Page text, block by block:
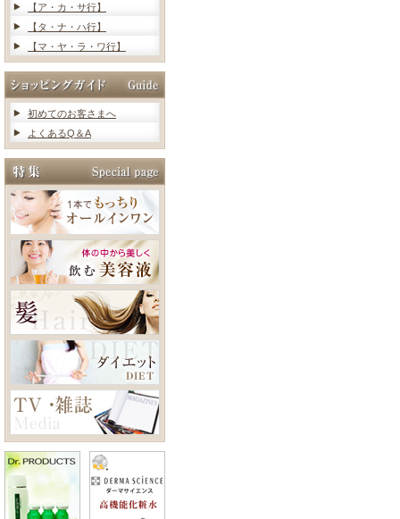
【ア・カ・サ行】
【タ・ナ・ハ行】
【マ・ヤ・ラ・ワ行】
初めてのお客さまへ
よくあるQ＆A